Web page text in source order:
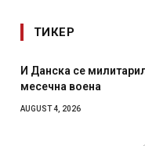
ТИКЕР
И Данска се
месечна воена
AUGUST 4, 2026